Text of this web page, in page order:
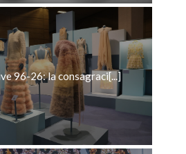
96-26: la consagraci[...]